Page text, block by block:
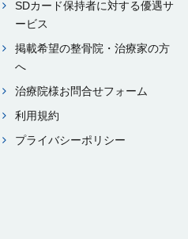
SDカード保持者に対する優遇サ
ービス
掲載希望の整⾻院・治療家の⽅
へ
治療院様お問合せフォーム
利⽤規約
プライバシーポリシー